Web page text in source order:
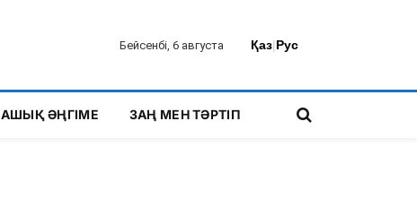
Бейсенбі, 6 августа Қаз|Рус
АШЫҚ ӘҢГІМЕ ЗАҢ МЕН ТӘРТІП